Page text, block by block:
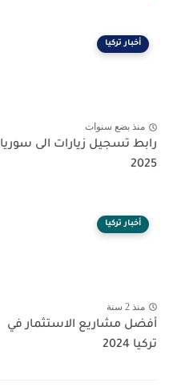
أخبار تركيا
منذ بضع سنوات
رابط تسجيل زيارات الى سوريا
2025
أخبار تركيا
منذ 2 سنة
أفضل مشاريع الاستثمار في
تركيا 2024